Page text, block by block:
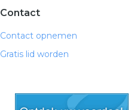
Contact
Contact opnemen
Gratis lid worden